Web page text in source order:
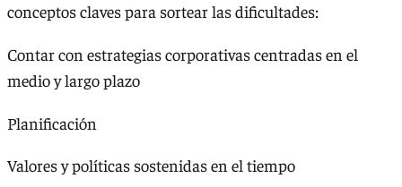
conceptos claves para sortear las dificultades:
Contar con estrategias corporativas centradas en el
medio y largo plazo
Planificación
Valores y políticas sostenidas en el tiempo